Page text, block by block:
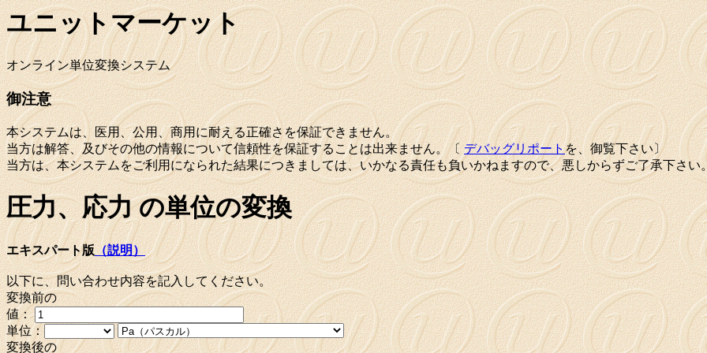
ユニットマーケット
オンライン単位変換システム
御注意
本システムは、医用、公用、商用に耐える正確さを保証できません。
当方は解答、及びその他の情報について信頼性を保証することは出来ません。〔デバッグリポートを、御覧下さい〕
当方は、本システムをご利用になられた結果につきましては、いかなる責任も負いかねますので、悪しからずご了承下さい
圧力、応力 の単位の変換
エキスパート版（説明）
以下に、問い合わせ内容を記入してください。
変換前の
値：
単位：
変換後の